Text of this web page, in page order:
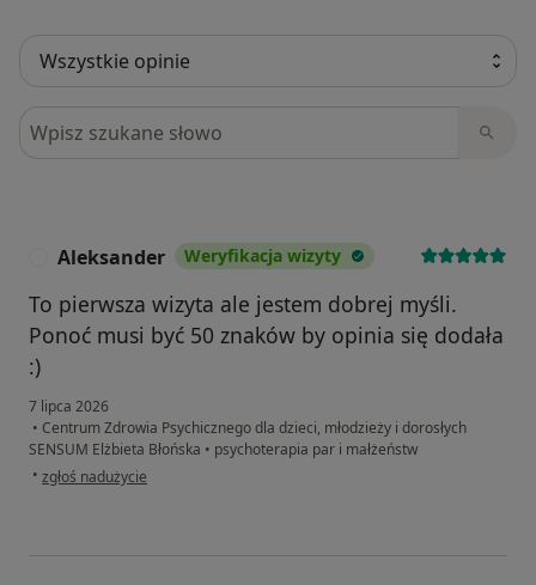
Szukaj w opiniach
Aleksander Weryfikacja wizyty
To pierwsza wizyta ale jestem dobrej myśli.
Ponoć musi być 50 znaków by opinia się dodała
:)
7 lipca 2026
• Centrum Zdrowia Psychicznego dla dzieci, młodzieży i dorosłych
SENSUM Elżbieta Błońska • psychoterapia par i małżeństw
• w opinii użytkownika Aleksander
zgłoś nadużycie